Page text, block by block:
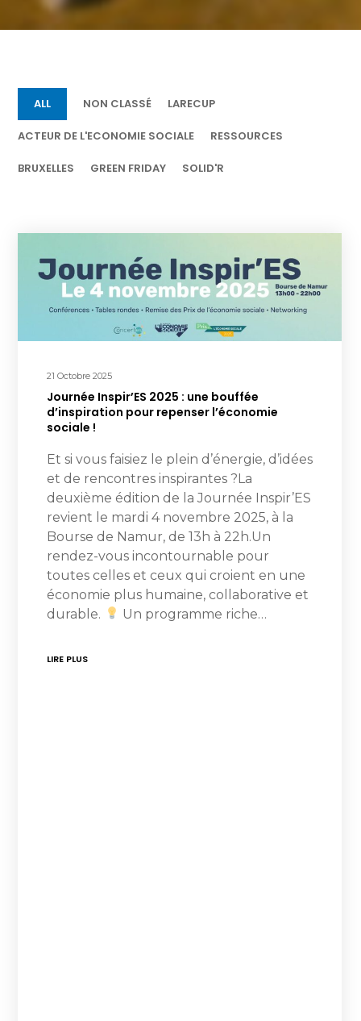
ALL NON CLASSÉ LARECUP
ACTEUR DE L'ECONOMIE SOCIALE RESSOURCES
BRUXELLES GREEN FRIDAY SOLID'R
21 Octobre 2025
Journée Inspir’ES 2025 : une bouffée
d’inspiration pour repenser l’économie
sociale !
Et si vous faisiez le plein d’énergie, d’idées
et de rencontres inspirantes ?La
deuxième édition de la Journée Inspir’ES
revient le mardi 4 novembre 2025, à la
Bourse de Namur, de 13h à 22h.Un
rendez-vous incontournable pour
toutes celles et ceux qui croient en une
économie plus humaine, collaborative et
durable.
Un programme riche…
LIRE PLUS